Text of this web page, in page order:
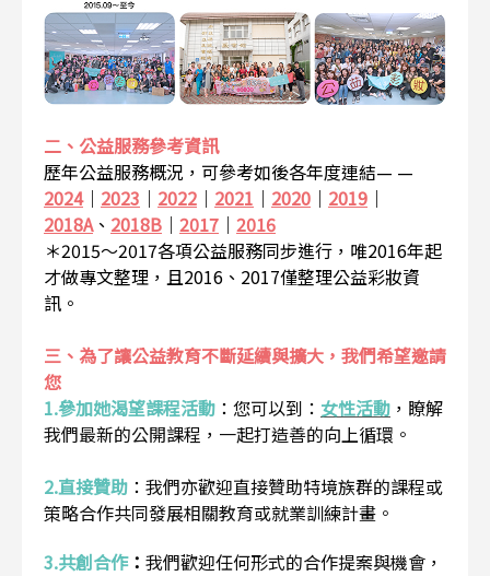
二、公益服務參考資訊
歷年公益服務概況，可參考如後各年度連結— —
2024｜ 2023 ｜ 2022 ｜ 2021 ｜ 2020 ｜ 2019 ｜
2018A、 2018B ｜ 2017 ｜ 2016
＊2015～2017各項公益服務同步進行，唯2016年起
才做專文整理，且2016、2017僅整理公益彩妝資
訊。
三、為了讓公益教育不斷延續與擴大，我們希望邀請
您
1.參加她渴望課程活動 ： 您可以到： 女性活動 ，瞭解
我們最新的公開課程，一起打造善的向上循環。
2.直接贊助 ： 我們亦歡迎直接贊助特境族群的課程或
策略合作共同發展相關教育或就業訓練計畫。
3.共創合作： 我們歡迎任何形式的合作提案與機會，